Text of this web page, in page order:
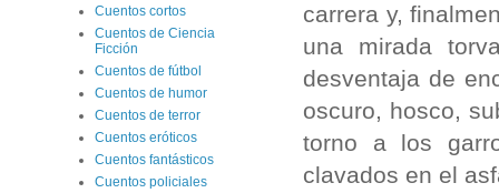
carrera y,
una mirada
desventaja de
oscuro, hosco,
torno a los
clavados en el
Cuentos cortos
Cuentos de Ciencia
Ficción
Cuentos de fútbol
Cuentos de humor
Cuentos de terror
Cuentos eróticos
Cuentos fantásticos
Cuentos policiales